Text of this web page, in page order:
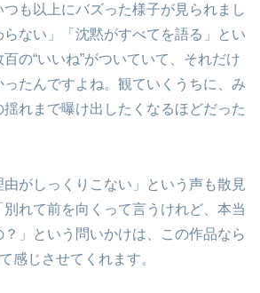
も以上にバズった様子が見られまし
ない」「沈黙がすべてを語る」とい
の“いいね”がついていて、それだけ
たんですよね。観ていくうちに、み
れまで曝け出したくなるほどだった
がしっくりこない」という声も散見
れて前を向くって言うけれど、本当
」という問いかけは、この作品なら
感じさせてくれます。